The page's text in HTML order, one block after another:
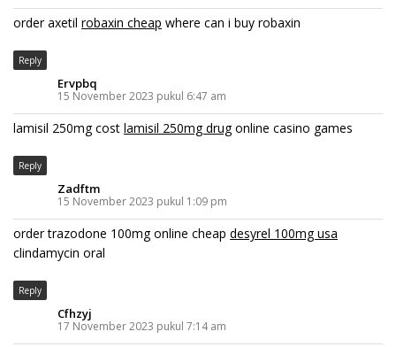
order axetil robaxin cheap where can i buy robaxin
Reply
Ervpbq
15 November 2023 pukul 6:47 am
lamisil 250mg cost lamisil 250mg drugonline casino games
Reply
Zadftm
15 November 2023 pukul 1:09 pm
order trazodone 100mg online cheap desyrel 100mg usa
clindamycin oral
Reply
Cfhzyj
17 November 2023 pukul 7:14 am